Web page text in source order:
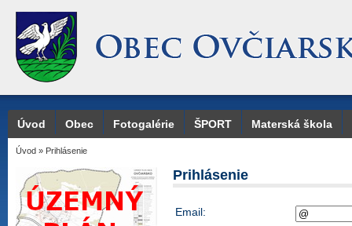
Úvod Obec Fotogalérie ŠPORT Materská škola
Úvod » Prihlásenie
Prihlásenie
Email: